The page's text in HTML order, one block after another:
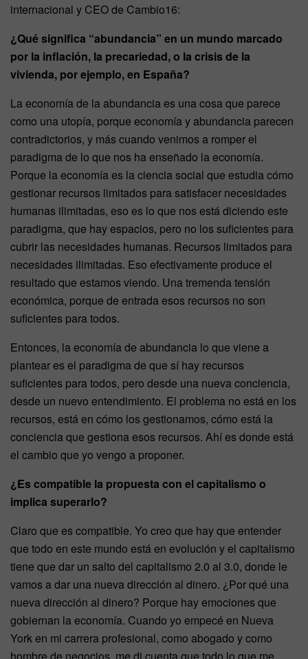
internacional y CEO de Cambio16:
¿Qué significa “abundancia” en un mundo marcado
por la inflación, la precariedad, o la crisis de la
vivienda, por ejemplo, en España?
La economía de la abundancia es una cosa que parece
como una utopía, porque economía y abundancia parecen
contradictorios, y más cuando venimos a romper el
paradigma de lo que nos ha enseñado la economía.
Porque la economía es la ciencia social que estudia cómo
gestionar recursos limitados para satisfacer necesidades
humanas ilimitadas, eso es lo que nos está diciendo este
paradigma, que hay espacios, pero no los suficientes para
cubrir las necesidades humanas. Recursos limitados para
necesidades ilimitadas. Eso efectivamente produce el
resultado que estamos viendo. Una tremenda tensión
económica, porque de entrada esos recursos no son
suficientes para todos.
Entonces, la economía de abundancia lo que viene a
plantear es el paradigma de que sí hay recursos
suficientes para todos, pero desde una nueva conciencia,
desde un nuevo entendimiento. El problema no está en los
recursos, está en cómo los gestionamos, cómo está la
conciencia que gestiona esos recursos. Ahí es donde está
el cambio que yo vengo a proponer.
¿Es compatible la propuesta con el capitalismo o
implica superarlo?
Claro que es compatible. Yo creo que hay que entender
que todo en este mundo está en evolución y el capitalismo
tiene que dar un salto del capitalismo 2.0 al 3.0, donde le
vamos a dar una nueva dirección al dinero. ¿Por qué una
nueva dirección al dinero? Porque hay emociones que
gobiernan la economía. Cuando yo empecé en Nueva
York en mi carrera profesional, como abogado y como
hombre de negocios, me di cuenta que todo lo que me